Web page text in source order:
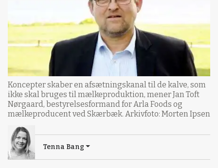
Koncepter skaber en afsætningskanal til de kalve, som
ikke skal bruges til mælkeproduktion, mener Jan Toft
Nørgaard, bestyrelsesformand for Arla Foods og
mælkeproducent ved Skærbæk. Arkivfoto: Morten Ipsen
Tenna Bang